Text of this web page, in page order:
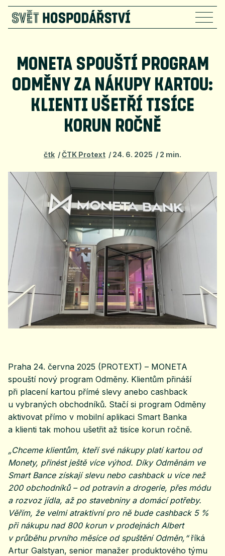
MONETA SPOUŠTÍ PROGRAM
ODMĚNY ZA NÁKUPY KARTOU:
KLIENTI UŠETŘÍ TISÍCE
KORUN ROČNĚ
čtk ČTK Protext 24. 6. 2025 2 min.
Praha 24. června 2025 (PROTEXT) – MONETA
spouští nový program Odměny. Klientům přináší
při placení kartou přímé slevy anebo cashback
u vybraných obchodníků. Stačí si program Odměny
aktivovat přímo v mobilní aplikaci Smart Banka
a klienti tak mohou ušetřit až tisíce korun ročně.
„Chceme klientům, kteří své nákupy platí kartou od
Monety, přinést ještě více výhod. Díky Odměnám ve
Smart Bance získají slevu nebo cashback u více než
200 obchodníků – od potravin a drogerie, přes módu
a rozvoz jídla, až po stavebniny a domácí potřeby.
Věřím, že velmi atraktivní pro ně bude cashback 5 %
při nákupu nad 800 korun v prodejnách Albert
v průběhu prvního měsíce od spuštění Odměn,“říká
Artur Galstyan, senior manažer produktového týmu